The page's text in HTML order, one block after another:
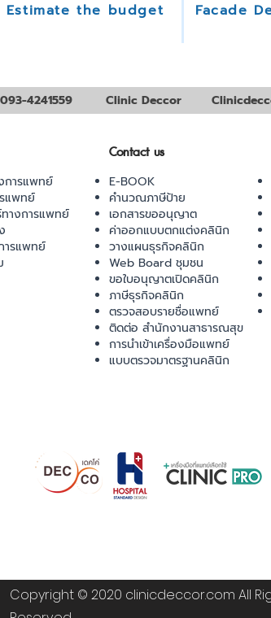
Estimate the budget
093-4241559 Clinic Deccor
ารแพทย์
แพทย์
ทางการแพทย์
ารแพทย์
Contact us
E-BOOK
คำนวณภาษีป้าย
เอกสารขออนุญาต
ค่าออกแบบตกแต่งคลินิก
วางแผนธุรกิจคลินิก
Web Board ชุมชน
ขอใบอนุญาตเปิดคลินิก
ภาษีธุรกิจคลินิก
ตรวจสอบรายชื่อแพทย์
ติดต่อ สำนักงานสาธารณสุข
การนำเข้าเครื่องมือแพทย์
แบบตรวจมาตรฐานคลินิก
Copyright © 2020 clinicdeccor.com All